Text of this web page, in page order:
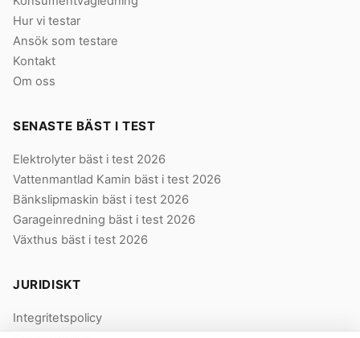
Hur vi testar
Ansök som testare
Kontakt
Om oss
SENASTE BÄST I TEST
Elektrolyter bäst i test 2026
Vattenmantlad Kamin bäst i test 2026
Bänkslipmaskin bäst i test 2026
Garageinredning bäst i test 2026
Växthus bäst i test 2026
JURIDISKT
Integritetspolicy